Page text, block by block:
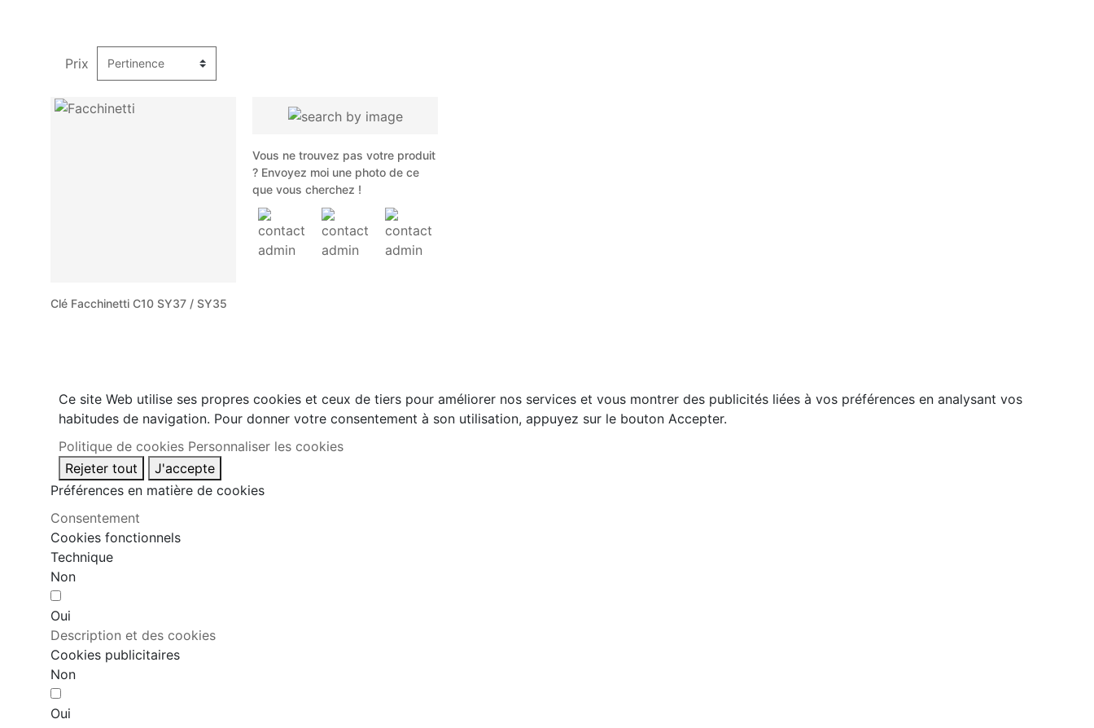
Prix
Clé Facchinetti C10 SY37 / SY35
Vous ne trouvez pas votre produit
? Envoyez moi une photo de ce
que vous cherchez !
Ce site Web utilise ses propres cookies et ceux de tiers pour améliorer nos services et vous montrer des publicités liées à vos préférences en analysant vos
habitudes de navigation. Pour donner votre consentement à son utilisation, appuyez sur le bouton Accepter.
Politique de cookies Personnaliser les cookies
Rejeter tout
J'accepte
Préférences en matière de cookies
Consentement
Cookies fonctionnels
Technique
Non
Oui
Description et des cookies
Cookies publicitaires
Non
Oui